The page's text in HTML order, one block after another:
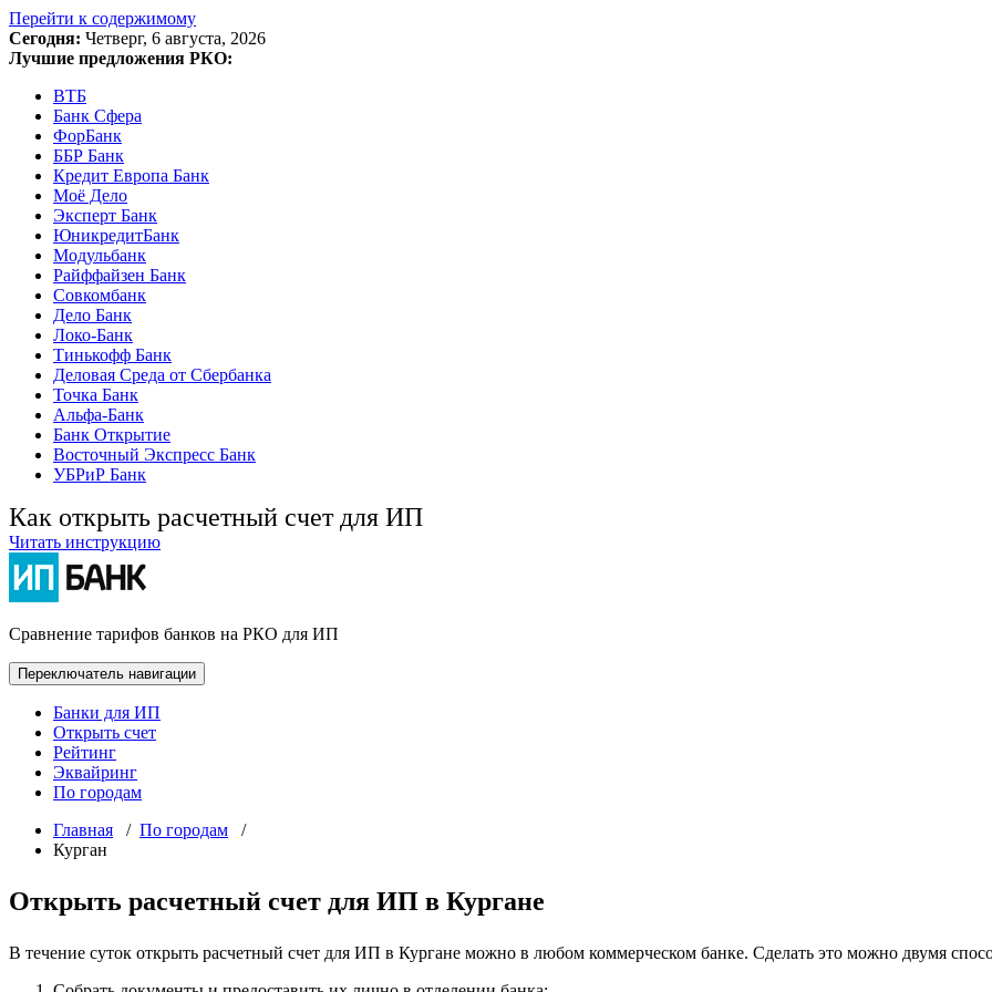
Перейти к содержимому
Сегодня: Четверг, 6 августа, 2026
Лучшие предложения РКО:
ВТБ
Банк Сфера
ФорБанк
ББР Банк
Кредит Европа Банк
Моё Дело
Эксперт Банк
ЮникредитБанк
Модульбанк
Райффайзен Банк
Совкомбанк
Дело Банк
Локо-Банк
Тинькофф Банк
Деловая Среда от Сбербанка
Точка Банк
Альфа-Банк
Банк Открытие
Восточный Экспресс Банк
УБРиР Банк
Как открыть расчетный счет для ИП
Читать инструкцию
Сравнение тарифов банков на РКО для ИП
Переключатель навигации
Банки для ИП
Открыть счет
Рейтинг
Эквайринг
По городам
Главная / По городам /
Курган
Открыть расчетный счет для ИП в Кургане
В течение суток открыть расчетный счет для ИП в Кургане можно в любом коммерческом банке. Сделать это можно двумя